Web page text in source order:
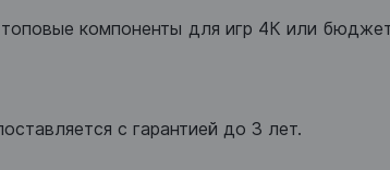
компоненты для игр 4К или
с гарантией до 3 лет.